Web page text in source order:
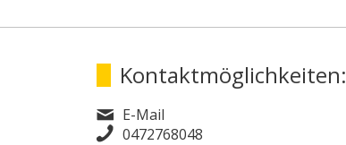
Kontaktmöglichkeiten:
E-Mail
0472768048